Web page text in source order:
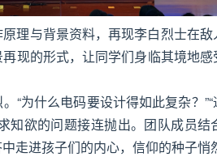
理与背景资料，再现李白烈士在
现的形式，让同学们身临其境地
“为什么电码要设计得如此复杂？
欲的问题接连抛出。团队成员结
走进孩子们的内心，信仰的种子悄